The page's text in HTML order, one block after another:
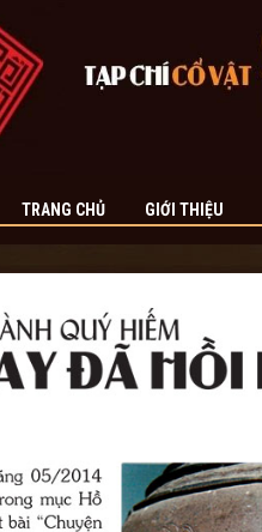
TRANG CHỦ GIỚI THIỆU